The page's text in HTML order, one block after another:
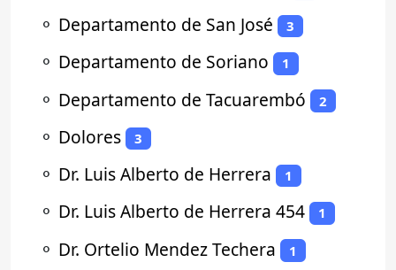
⚬ Departamento de San José 3
⚬ Departamento de Soriano 1
⚬ Departamento de Tacuarembó 2
⚬ Dolores 3
⚬ Dr. Luis Alberto de Herrera 1
⚬ Dr. Luis Alberto de Herrera 454 1
⚬ Dr. Ortelio Mendez Techera 1